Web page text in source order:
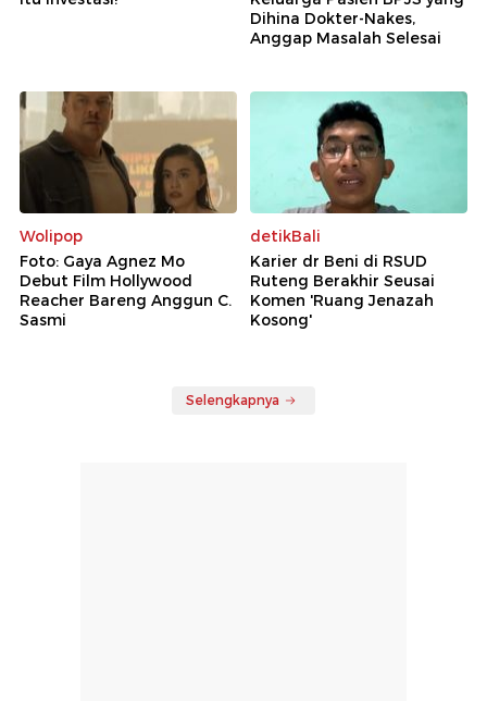
Dihina Dokter-Nakes,
Anggap Masalah Selesai
Wolipop
Foto: Gaya Agnez Mo
Debut Film Hollywood
Reacher Bareng Anggun C.
Sasmi
detikBali
Karier dr Beni di RSUD
Ruteng Berakhir Seusai
Komen 'Ruang Jenazah
Kosong'
Selengkapnya